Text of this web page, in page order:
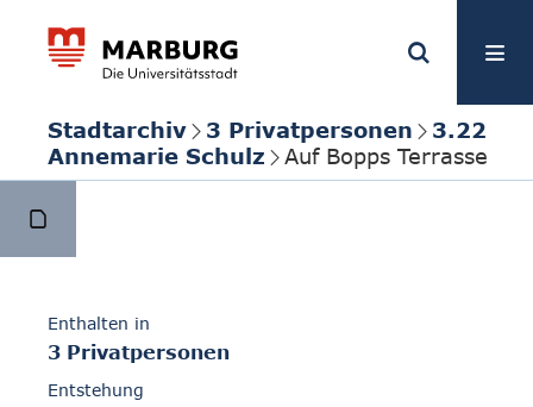
Stadtarchiv 3 Privatpersonen
3.22
Annemarie Schulz
Auf Bopps Terrasse
Enthalten in
3 Privatpersonen
Entstehung